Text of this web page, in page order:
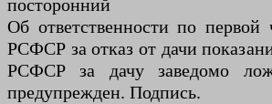
посторонний
Об ответственности по
РСФСР за отказ от дачи
РСФСР за дачу заведомо
предупрежден. Подпись.